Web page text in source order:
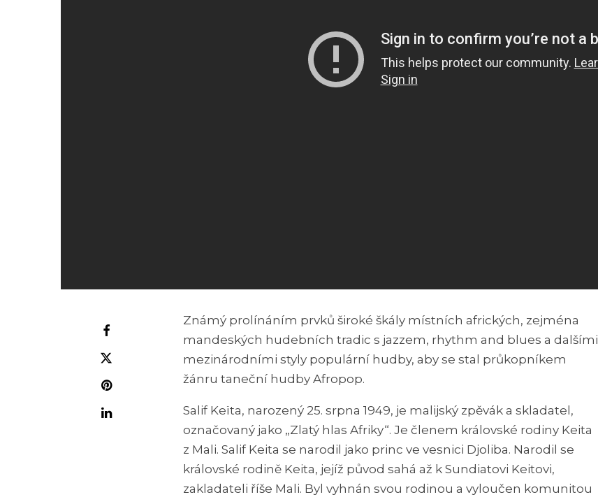
Známý prolínáním prvků široké škály místních afrických, zejména
mandeských hudebních tradic s jazzem, rhythm and blues a dalšími
mezinárodními styly populární hudby, aby se stal průkopníkem
žánru taneční hudby Afropop.
Salif Keïta, narozený 25. srpna 1949, je malijský zpěvák a skladatel,
označovaný jako „Zlatý hlas Afriky“. Je členem královské rodiny Keita
z Mali. Salif Keita se narodil jako princ ve vesnici Djoliba. Narodil se
královské rodině Keita, jejíž původ sahá až k Sundiatovi Keitovi,
zakladateli říše Mali. Byl vyhnán svou rodinou a vyloučen komunitou